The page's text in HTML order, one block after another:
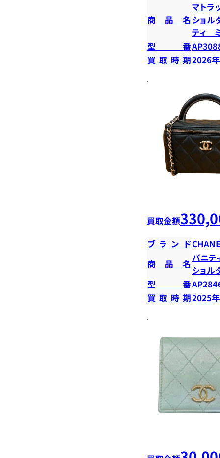
商品名
マトラ
ショ
ティ
型番
買取時期2026
買取金額
ブランド
商品名
バニテ
ショル
型番
買取時期2025